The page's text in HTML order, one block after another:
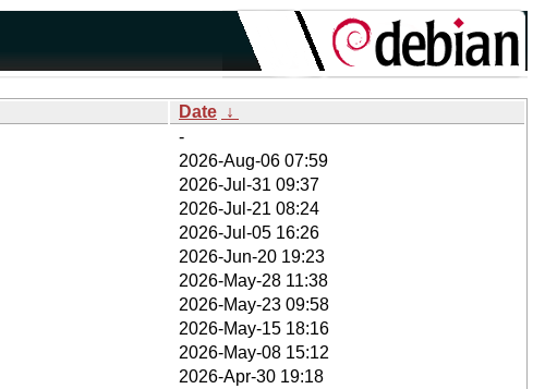
Date ↓
-
2026-Aug-06 07:59
2026-Jul-31 09:37
2026-Jul-21 08:24
2026-Jul-05 16:26
2026-Jun-20 19:23
2026-May-28 11:38
2026-May-23 09:58
2026-May-15 18:16
2026-May-08 15:12
2026-Apr-30 19:18